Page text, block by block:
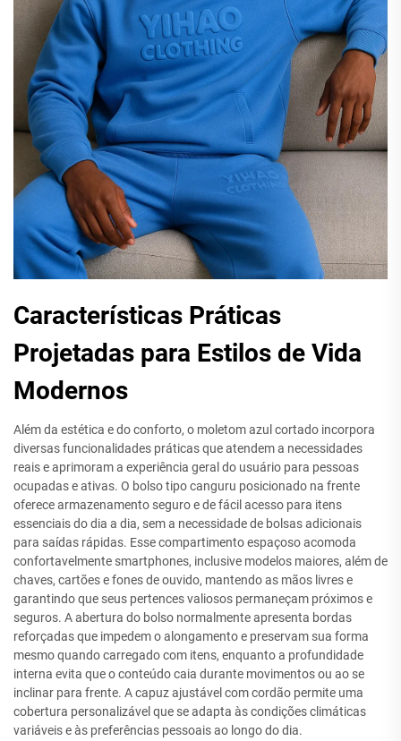
Características Práticas
Projetadas para Estilos de Vida
Modernos
Além da estética e do conforto, o moletom azul cortado incorpora
diversas funcionalidades práticas que atendem a necessidades
reais e aprimoram a experiência geral do usuário para pessoas
ocupadas e ativas. O bolso tipo canguru posicionado na frente
oferece armazenamento seguro e de fácil acesso para itens
essenciais do dia a dia, sem a necessidade de bolsas adicionais
para saídas rápidas. Esse compartimento espaçoso acomoda
confortavelmente smartphones, inclusive modelos maiores, além de
chaves, cartões e fones de ouvido, mantendo as mãos livres e
garantindo que seus pertences valiosos permaneçam próximos e
seguros. A abertura do bolso normalmente apresenta bordas
reforçadas que impedem o alongamento e preservam sua forma
mesmo quando carregado com itens, enquanto a profundidade
interna evita que o conteúdo caia durante movimentos ou ao se
inclinar para frente. A capuz ajustável com cordão permite uma
cobertura personalizável que se adapta às condições climáticas
variáveis e às preferências pessoais ao longo do dia.